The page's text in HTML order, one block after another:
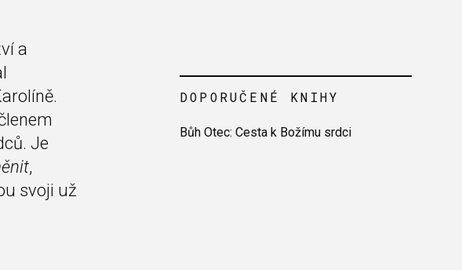
a
Je
,
svoji už
DOPORUČENÉ KNIHY
Bůh Otec: Cesta k Božímu srdci